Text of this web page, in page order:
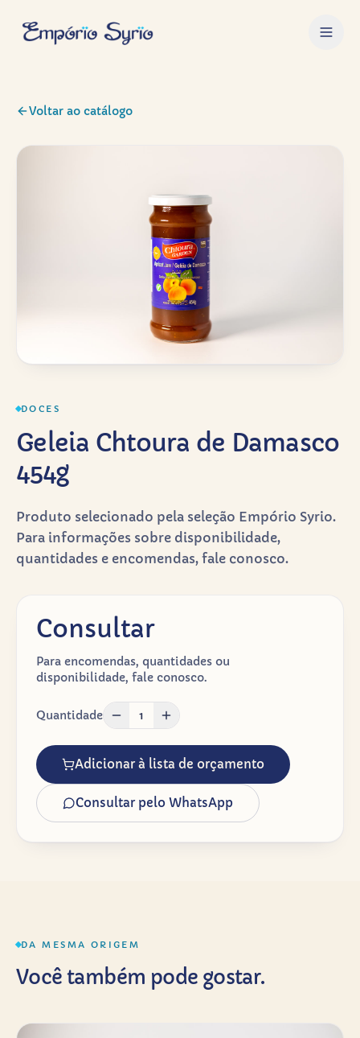
Voltar ao catálogo
DOCES
Geleia Chtoura de Damasco
454g
Produto selecionado pela seleção Empório Syrio.
Para informações sobre disponibilidade,
quantidades e encomendas, fale conosco.
Consultar
Para encomendas, quantidades ou
disponibilidade, fale conosco.
Quantidade 1
Adicionar à lista de orçamento
Consultar pelo WhatsApp
DA MESMA ORIGEM
Você também pode gostar.